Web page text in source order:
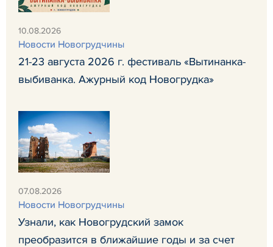
10.08.2026
Новости Новогрудчины
21-23 августа 2026 г. фестиваль «Вытинанка-
выбиванка. Ажурный код Новогрудка»
07.08.2026
Новости Новогрудчины
Узнали, как Новогрудский замок
преобразится в ближайшие годы и за счет